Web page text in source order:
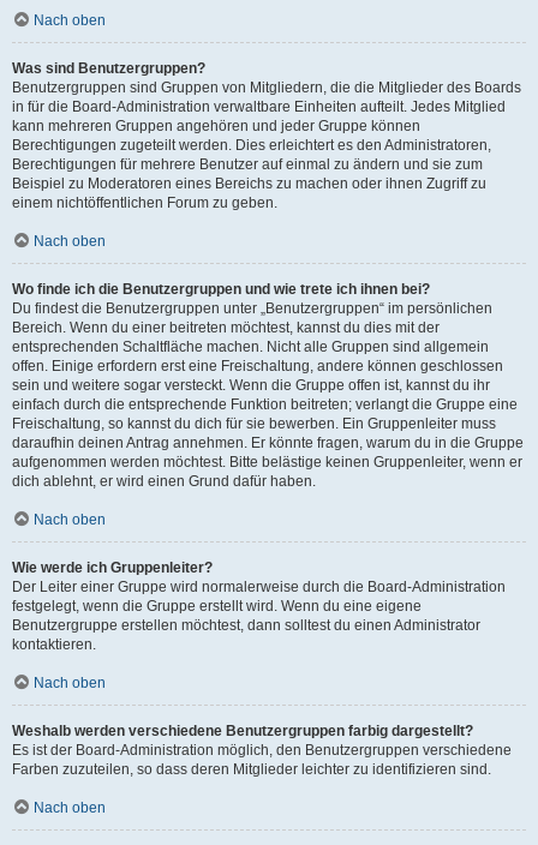
Nach oben
Was sind Benutzergruppen?
Benutzergruppen sind Gruppen von Mitgliedern, die die Mitglieder des Boards
in für die Board-Administration verwaltbare Einheiten aufteilt. Jedes Mitglied
kann mehreren Gruppen angehören und jeder Gruppe können
Berechtigungen zugeteilt werden. Dies erleichtert es den Administratoren,
Berechtigungen für mehrere Benutzer auf einmal zu ändern und sie zum
Beispiel zu Moderatoren eines Bereichs zu machen oder ihnen Zugriff zu
einem nichtöffentlichen Forum zu geben.
Nach oben
Wo finde ich die Benutzergruppen und wie trete ich ihnen bei?
Du findest die Benutzergruppen unter „Benutzergruppen“ im persönlichen
Bereich. Wenn du einer beitreten möchtest, kannst du dies mit der
entsprechenden Schaltfläche machen. Nicht alle Gruppen sind allgemein
offen. Einige erfordern erst eine Freischaltung, andere können geschlossen
sein und weitere sogar versteckt. Wenn die Gruppe offen ist, kannst du ihr
einfach durch die entsprechende Funktion beitreten; verlangt die Gruppe eine
Freischaltung, so kannst du dich für sie bewerben. Ein Gruppenleiter muss
daraufhin deinen Antrag annehmen. Er könnte fragen, warum du in die Gruppe
aufgenommen werden möchtest. Bitte belästige keinen Gruppenleiter, wenn er
dich ablehnt, er wird einen Grund dafür haben.
Nach oben
Wie werde ich Gruppenleiter?
Der Leiter einer Gruppe wird normalerweise durch die Board-Administration
festgelegt, wenn die Gruppe erstellt wird. Wenn du eine eigene
Benutzergruppe erstellen möchtest, dann solltest du einen Administrator
kontaktieren.
Nach oben
Weshalb werden verschiedene Benutzergruppen farbig dargestellt?
Es ist der Board-Administration möglich, den Benutzergruppen verschiedene
Farben zuzuteilen, so dass deren Mitglieder leichter zu identifizieren sind.
Nach oben